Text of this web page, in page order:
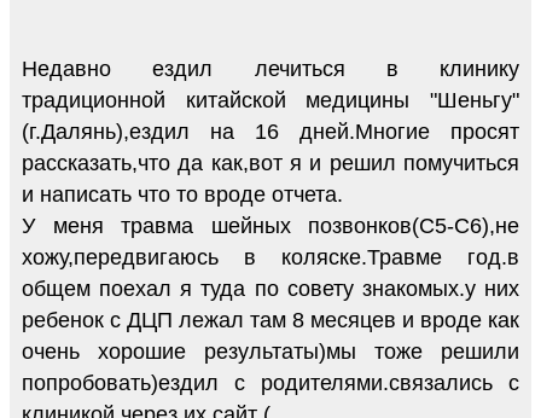
Недавно ездил лечиться в клинику
традиционной китайской медицины "Шеньгу"
(г.Далянь),ездил на 16 дней.Многие просят
рассказать,что да как,вот я и решил помучиться
и написать что то вроде отчета.
У меня травма шейных позвонков(C5-C6),не
хожу,передвигаюсь в коляске.Травме год.в
общем поехал я туда по совету знакомых.у них
ребенок с ДЦП лежал там 8 месяцев и вроде как
очень хорошие результаты)мы тоже решили
попробовать)ездил с родителями.связались с